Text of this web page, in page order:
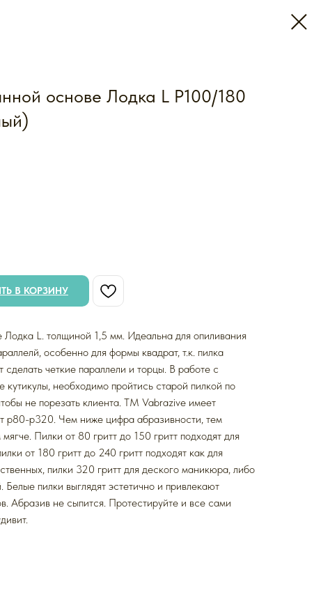
основе Лодка L P100/180
В КОРЗИНУ
L. толщиной 1,5 мм. Идеальна для опиливания
особенно для формы квадрат, т.к. пилка
сделать четкие параллели и торцы. В работе с
кутикулы, необходимо пройтись старой пилкой по
не порезать клиента. ТМ Vabrazive имеет
p80-p320. Чем ниже цифра абразивности, тем
Пилки от 80 гритт до 150 гритт подходят для
от 180 гритт до 240 гритт подходят как для
пилки 320 гритт для деского маникюра, либо
Белые пилки выглядят эстетично и привлекают
Абразив не сыпится. Протестируйте и все сами